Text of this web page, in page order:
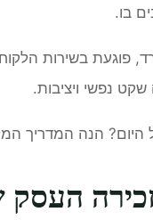
בו.
פוגעת בשירות
נפשי ויציבות.
היום? הנה המדריך